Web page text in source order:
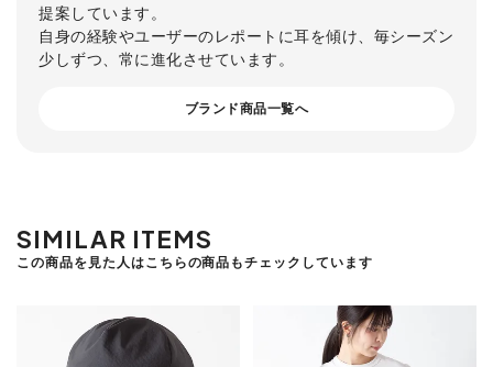
提案しています。
自身の経験やユーザーのレポートに耳を傾け、毎シーズン
少しずつ、常に進化させています。
ブランド商品一覧へ
SIMILAR ITEMS
この商品を見た人はこちらの商品もチェックしています